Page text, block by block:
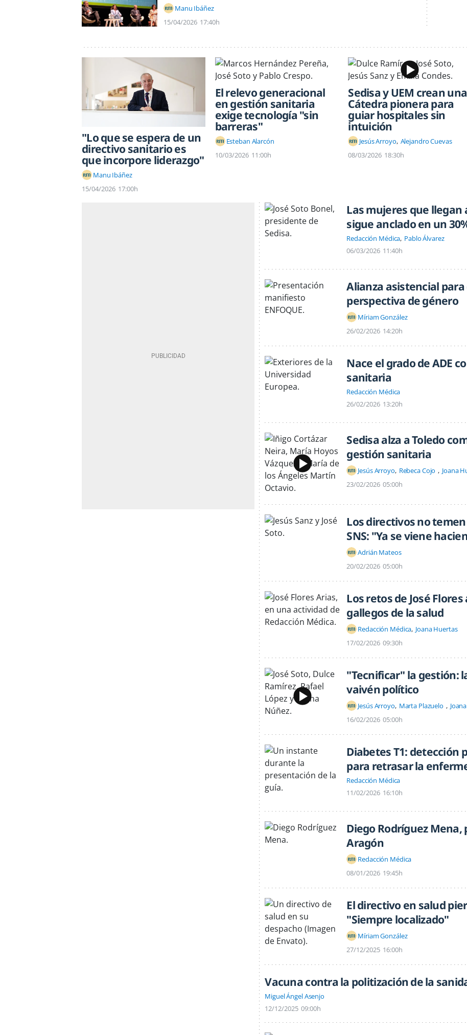
Manu Ibáñez
15/04/2026 17:40h
"Lo que se espera de un
directivo sanitario es
que incorpore liderazgo"
Manu Ibáñez
15/04/2026 17:00h
El relevo generacional
en gestión sanitaria
exige tecnología "sin
barreras"
Esteban Alarcón
10/03/2026 11:00h
Sedisa y UEM crean una
Cátedra pionera para
guiar hospitales sin
intuición
Jesús Arroyo Alejandro Cuevas
08/03/2026 18:30h
Las mujeres que llegan
sigue anclado en un
Redacción Médica Pablo Álvarez
06/03/2026 11:40h
Alianza asistencial
perspectiva de género
Míriam González
26/02/2026 14:20h
Nace el grado de ADE
sanitaria
Redacción Médica
26/02/2026 13:20h
Sedisa alza a Toledo
gestión sanitaria
Jesús Arroyo Rebeca Cojo Joana
23/02/2026 05:00h
Los directivos no
SNS: "Ya se viene
Adrián Mateos
20/02/2026 05:00h
Los retos de José
gallegos de la salud
Redacción Médica Joana Huertas
17/02/2026 09:30h
"Tecnificar" la gestión:
vaivén político
Jesús Arroyo Marta Plazuelo
16/02/2026 05:00h
Diabetes T1: detección
para retrasar la
Redacción Médica
11/02/2026 16:10h
Diego Rodríguez
Aragón
Redacción Médica
08/01/2026 19:45h
El directivo en salud
"Siempre localizado"
Míriam González
27/12/2025 16:00h
Vacuna contra la politización de la
Miguel Ángel Asenjo
12/12/2025 09:00h